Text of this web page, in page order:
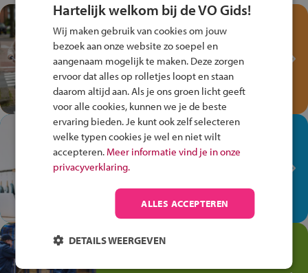
Test je kennis met het
Fiets Veilig
Verkeersspel!
Speel het Fiets Veilig Verkeersspel
en win een Cortina-fiets!
In de winkel ben je op je
plek!
Ontdek via het vmbo jouw talent
op de winkelvloer, waar elke dag
anders is!
Jouw talent in de
Hartelijk welkom bij de VO Gids!
Wij maken gebruik van cookies om jouw
bezoek aan onze website zo soepel en
aangenaam mogelijk te maken. Deze zorgen
ervoor dat alles op rolletjes loopt en staan
daarom altijd aan. Als je ons groen licht geeft
voor alle cookies, kunnen we je de beste
ervaring bieden. Je kunt ook zelf selecteren
welke typen cookies je wel en niet wilt
accepteren. Meer informatie vind je in onze
privacyverklaring.
ALLES ACCEPTEREN
DETAILS WEERGEVEN